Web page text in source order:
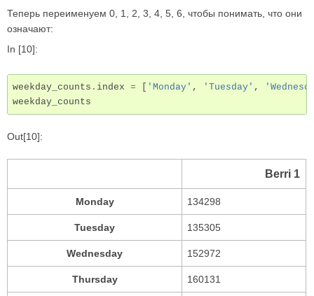
Теперь переименуем 0, 1, 2, 3, 4, 5, 6, чтобы понимать, что они
означают:
In [10]:
weekday_counts . index = 'Monday' , 'Tuesday' ,
weekday_counts
Out[10]:
Berri 1
Monday 134298
Tuesday 135305
Wednesday 152972
Thursday 160131